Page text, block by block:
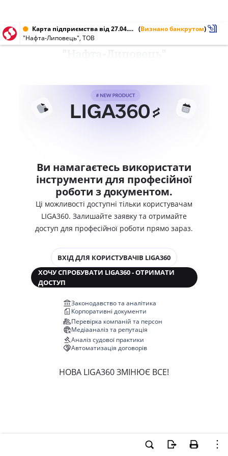
Карта підприємства від 27.04.2011 № 32025932 (Визнано банкрутом)
"Нафта-Липовець", ТОВ
Ви намагаєтесь використати
інструменти для професійної
роботи з документом.
Ці можливості доступні тільки користувачам
LIGA360. Залишайте заявку та отримайте
доступ для професійної роботи прямо зараз.
ВХІД ДЛЯ КОРИСТУВАЧІВ LIGA360
ХОЧУ СПРОБУВАТИ LIGA360 - ОТРИМАТИ
ДОСТУП
Законодавство та аналітика
Корпоративні документи
Перевірка компаній та персон
Медіааналіз та репутація
Аналіз судової практики
Автоматизація договорів
НОВА LIGA360 ЗМІНЮЄ ВСЕ!